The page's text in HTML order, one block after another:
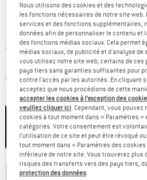
Prix initial :
79,95€
Prix:
55,97€ TVA incl.
hors Frais de livraisonInformations sur
Couleur:Pastel Lilac
-30 %
Sélectionner taille:
XS S M
Nous utilisons des cookies et des
les fonctions nécessaires de notre site web.
services et des fonctions supplémentaires,
données afin de personnaliser le contenu et
des fonctions médias sociaux. Cela permet
médias sociaux, de publicité et d'analyse de
vous utilisez notre site web; certains de ces
pays tiers sans garanties suffisantes pour
contre l'accès par les autorités. En cliquant
acceptez que nous procédions de cette
accepter les cookies à l’exception des
veuillez cliquer ici. Cependant, vous
cookies à tout moment dans « Paramètres
catégories. Votre consentement est
l’utilisation de ce site et peut être révoqué
tout moment dans « Paramètres des
inférieure de notre site. Vous trouverez
risques des transferts vers des pays tiers,
protection des données.